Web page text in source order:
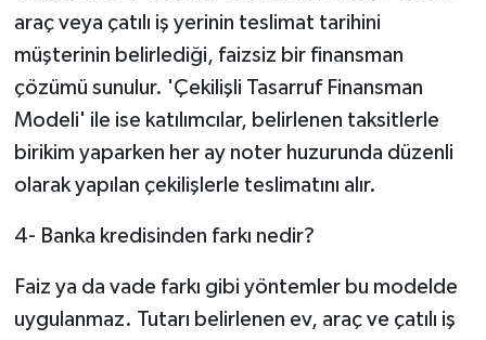
araç veya çatılı iş yerinin teslimat tarihini
müşterinin belirlediği, faizsiz bir finansman
çözümü sunulur. 'Çekilişli Tasarruf Finansman
Modeli' ile ise katılımcılar, belirlenen taksitlerle
birikim yaparken her ay noter huzurunda düzenli
olarak yapılan çekilişlerle teslimatını alır.
4- Banka kredisinden farkı nedir?
Faiz ya da vade farkı gibi yöntemler bu modelde
uygulanmaz. Tutarı belirlenen ev, araç ve çatılı iş